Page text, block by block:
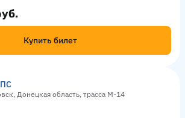
Купить билет
Донецкая область, трасса М-14